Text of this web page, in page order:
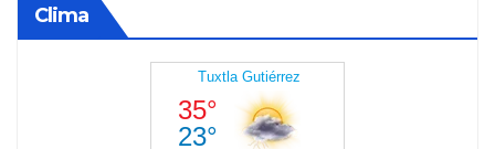
Clima